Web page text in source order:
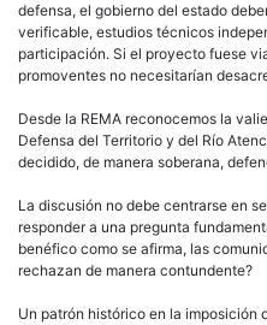
defensa, el gobierno del estado
verificable, estudios técnicos
participación. Si el proyecto fuese
promoventes no necesitarían
Desde la REMA reconocemos la
Defensa del Territorio y del Río
decidido, de manera soberana,
La discusión no debe centrarse en
responder a una pregunta
benéfico como se afirma, las
rechazan de manera contundente?
Un patrón histórico en la imposición